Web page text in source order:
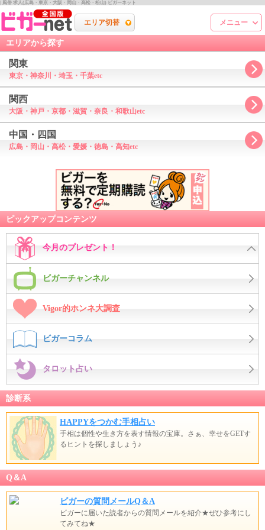
| 風俗 求人(広島・東京・大阪・岡山・高松・松山) ビガーネット
エリア切替 メニュー
エリアから探す
関東
東京・神奈川・埼玉・千葉etc
関西
大阪・神戸・京都・滋賀・奈良・和歌山etc
中国・四国
広島・岡山・高松・愛媛・徳島・高知etc
ピックアップコンテンツ
今月のプレゼント！
ビガーチャンネル
Vigor的ホンネ大調査
ビガーコラム
タロット占い
診断系
HAPPYをつかむ手相占い
手相は個性や生き方を表す情報の宝庫。さぁ、幸せをGETす
るヒントを探しましょう♪
Q＆A
ビガーの質問メールQ＆A
ビガーに届いた読者からの質問メールを紹介★ぜひ参考にし
てみてね★